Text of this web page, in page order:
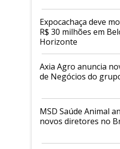
Expocachaça deve
R$ 30 milhões em
Horizonte
Axia Agro anuncia
de Negócios do
MSD Saúde Animal
novos diretores no